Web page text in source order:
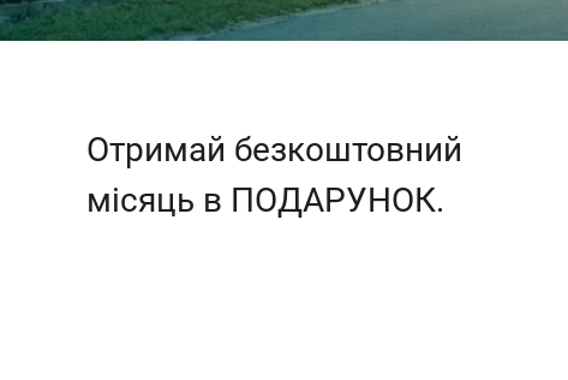
Отримай безкоштовний
місяць в ПОДАРУНОК.